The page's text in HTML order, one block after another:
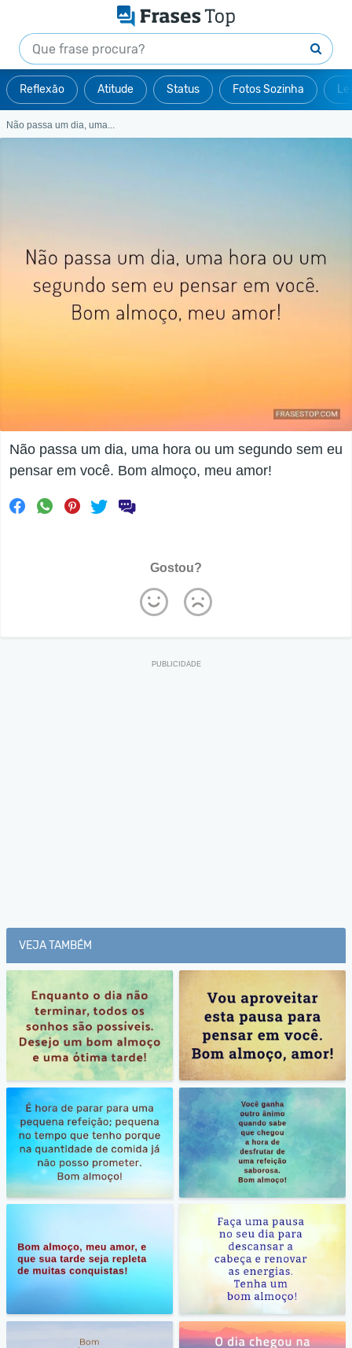
Reflexão Atitude Status Fotos Sozinha
Não passa um dia, uma...
Não passa um dia, uma hora ou um segundo sem eu
pensar em você. Bom almoço, meu amor!
Gostou?
VEJA TAMBÉM